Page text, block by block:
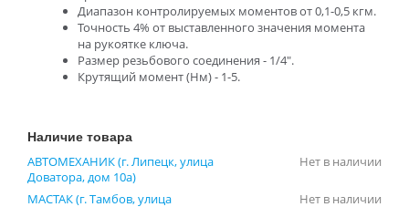
Диапазон контролируемых моментов от 0,1-0,5 кгм.
Точность 4% от выставленного значения момента
на рукоятке ключа.
Размер резьбового соединения - 1/4".
Крутящий момент (Нм) - 1-5.
Наличие товара
АВТОМЕХАНИК (г. Липецк, улица
Доватора, дом 10а)
Нет в наличии
МАСТАК (г. Тамбов, улица
Нет в наличии